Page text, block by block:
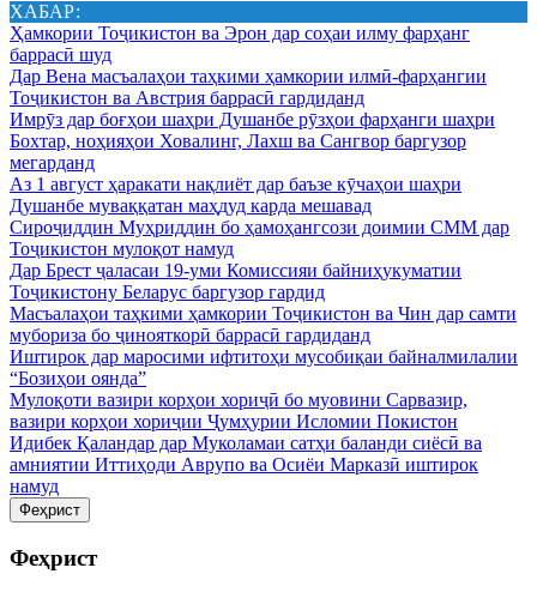
ХАБАР:
Ҳамкории Тоҷикистон ва Эрон дар соҳаи илму фарҳанг
баррасӣ шуд
Дар Вена масъалаҳои таҳкими ҳамкории илмӣ-фарҳангии
Тоҷикистон ва Австрия баррасӣ гардиданд
Имрӯз дар боғҳои шаҳри Душанбе рӯзҳои фарҳанги шаҳри
Бохтар, ноҳияҳои Ховалинг, Лахш ва Сангвор баргузор
мегарданд
Аз 1 август ҳаракати нақлиёт дар баъзе кӯчаҳои шаҳри
Душанбе муваққатан маҳдуд карда мешавад
Сироҷиддин Муҳриддин бо ҳамоҳангсози доимии СММ дар
Тоҷикистон мулоқот намуд
Дар Брест ҷаласаи 19-уми Комиссияи байниҳукуматии
Тоҷикистону Беларус баргузор гардид
Масъалаҳои таҳкими ҳамкории Тоҷикистон ва Чин дар самти
мубориза бо ҷинояткорӣ баррасӣ гардиданд
Иштирок дар маросими ифтитоҳи мусобиқаи байналмилалии
“Бозиҳои оянда”
Мулоқоти вазири корҳои хориҷӣ бо муовини Сарвазир,
вазири корҳои хориҷии Ҷумҳурии Исломии Покистон
Идибек Қаландар дар Муколамаи сатҳи баланди сиёсӣ ва
амниятии Иттиҳоди Аврупо ва Осиёи Марказӣ иштирок
намуд
Феҳрист
Феҳрист